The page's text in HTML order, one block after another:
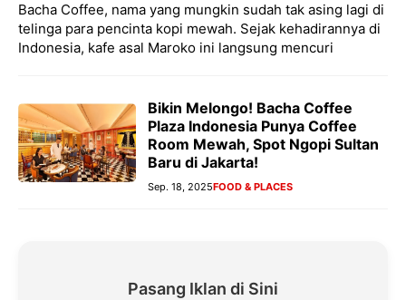
Bacha Coffee, nama yang mungkin sudah tak asing lagi di
telinga para pencinta kopi mewah. Sejak kehadirannya di
Indonesia, kafe asal Maroko ini langsung mencuri
Bikin Melongo! Bacha Coffee
Plaza Indonesia Punya Coffee
Room Mewah, Spot Ngopi Sultan
Baru di Jakarta!
Sep. 18, 2025FOOD & PLACES
Pasang Iklan di Sini